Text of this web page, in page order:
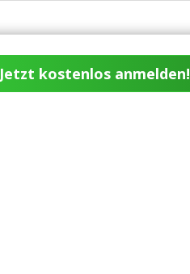
Jetzt kostenlos anmelden!